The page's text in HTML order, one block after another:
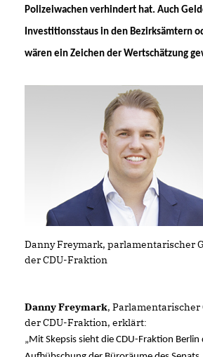
Polizeiwachen verhindert hat. Auch
Investitionsstaus in den Bezirksämtern
wären ein Zeichen der Wertschätzung
Danny Freymark, parlamentarischer
der CDU-Fraktion
Danny Freymark,
der CDU-Fraktion, erklärt:
Mit Skepsis sieht die CDU-Fraktion Berlin